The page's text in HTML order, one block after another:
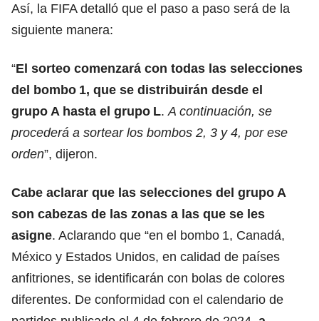
Así, la FIFA detalló que el paso a paso será de la
siguiente manera:
“El sorteo comenzará con todas las selecciones
del bombo 1, que se distribuirán desde el
grupo A hasta el grupo L. A continuación, se
procederá a sortear los bombos 2, 3 y 4, por ese
orden”, dijeron.
Cabe aclarar que las selecciones del grupo A
son cabezas de las zonas a las que se les
asigne. Aclarando que “en el bombo 1, Canadá,
México y Estados Unidos, en calidad de países
anfitriones, se identificarán con bolas de colores
diferentes. De conformidad con el calendario de